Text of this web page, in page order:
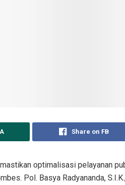
Share on FB
optimalisasi pelayanan
Pol. Basya Radyananda,